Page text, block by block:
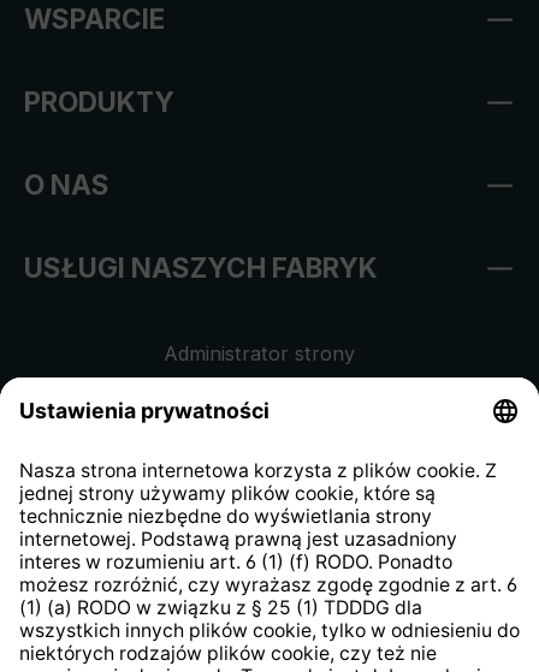
WSPARCIE
PRODUKTY
O NAS
USŁUGI NASZYCH FABRYK
Administrator strony
kontrahentów
Klauzula informacyjna strony
internetowej
Strategia podatkowa
System zgłaszania nieprawidłowości